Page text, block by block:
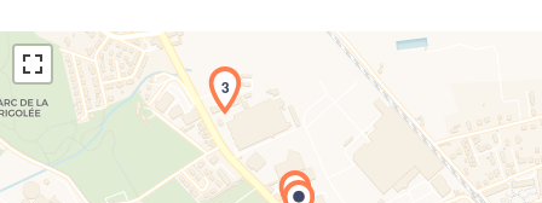
2
3